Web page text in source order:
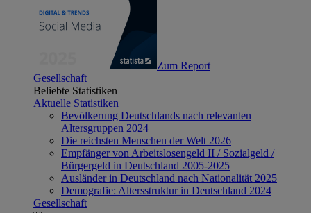
Zum Report
Gesellschaft
Beliebte Statistiken
Aktuelle Statistiken
Bevölkerung Deutschlands nach relevanten
Altersgruppen 2024
Die reichsten Menschen der Welt 2026
Empfänger von Arbeitslosengeld II / Sozialgeld /
Bürgergeld in Deutschland 2005-2025
Ausländer in Deutschland nach Nationalität 2025
Demografie: Altersstruktur in Deutschland 2024
Gesellschaft